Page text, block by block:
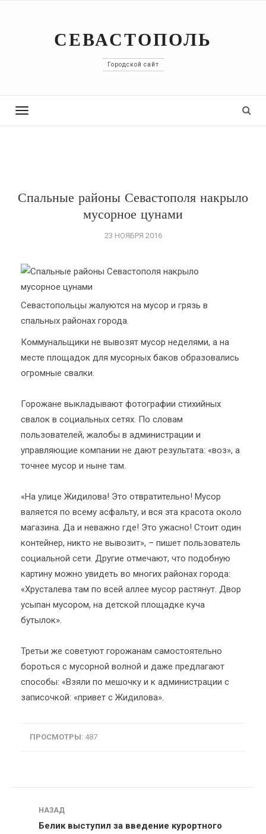
СЕВАСТОПОЛЬ
Городской сайт
Toggle
Спальные районы Севастополя накрыло
мусорное цунами
23 НОЯБРЯ 2016
Севастопольцы жалуются на мусор и грязь в
спальных районах города.
Коммунальщики не вывозят мусор неделями, а на
месте площадок для мусорных баков образовались
огромные свалки.
Горожане выкладывают фотографии стихийных
свалок в социальных сетях. По словам
пользователей, жалобы в администрации и
управляющие компании не дают результата: «воз», а
точнее мусор и ныне там.
«На улице Жидилова! Это отвратительно! Мусор
валяется по всему асфальту, и вся эта красота около
магазина. Да и неважно где! Это ужасно! Стоит один
контейнер, никто не вывозит», – пишет пользователь
социальной сети. Другие отмечают, что подобную
картину можно увидеть во многих районах города:
«Хрусталева там по всей аллее мусор растянут. Двор
усыпан мусором, на детской площадке куча
бутылок».
Третьи же советуют горожанам самостоятельно
бороться с мусорной волной и даже предлагают
способы: «Взяли по мешочку и к администрации с
записочкой: «привет с Жидилова».
ПРОСМОТРЫ: 487
Навигация
НАЗАД
Белик выступил за введение курортного